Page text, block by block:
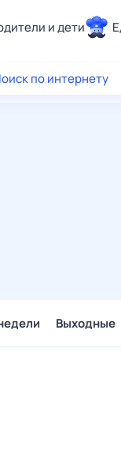
и дети
Здоровье
по интернету
Выходные